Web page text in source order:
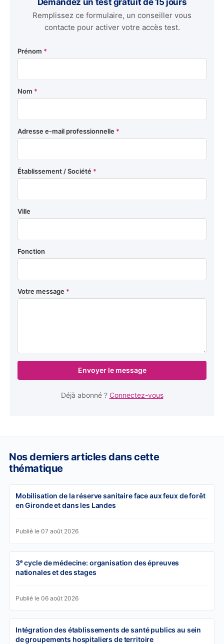
Remplissez ce formulaire, un conseiller vous
contacte pour activer votre accès test.
Prénom *
Nom *
Adresse e-mail professionnelle *
Établissement / Société *
Ville
Fonction
Votre message *
Envoyer le message
Déjà abonné ? Connectez-vous
Nos derniers articles dans cette
thématique
Mobilisation de la réserve sanitaire face aux feux de forêt
en Gironde et dans les Landes
Publié le 07 août 2026
3ᵉ cycle de médecine: organisation des épreuves
nationales et des stages
Publié le 06 août 2026
Intégration des établissements de santé publics au sein
de groupements hospitaliers de territoire